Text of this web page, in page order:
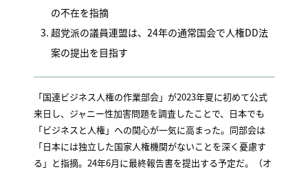
の不在を指摘
超党派の議員連盟は、24年の通常国会で人権DD法
案の提出を目指す
「国連ビジネス人権の作業部会」が2023年夏に初めて公式
来日し、ジャニー性加害問題を調査したことで、日本でも
「ビジネスと人権」への関心が一気に高まった。同部会は
「日本には独立した国家人権機関がないことを深く憂慮す
る」と指摘。24年6月に最終報告書を提出する予定だ。（オ